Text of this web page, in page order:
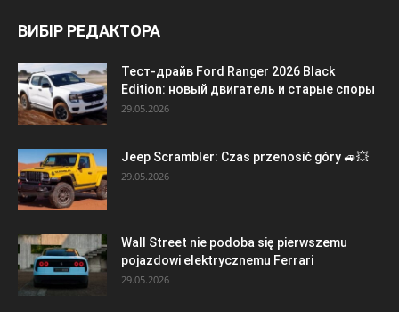
ВИБІР РЕДАКТОРА
Тест-драйв Ford Ranger 2026 Black
Edition: новый двигатель и старые споры
29.05.2026
Jeep Scrambler: Czas przenosić góry 🚙💥
29.05.2026
Wall Street nie podoba się pierwszemu
pojazdowi elektrycznemu Ferrari
29.05.2026